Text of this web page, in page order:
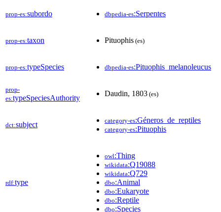
prop-es:subordo dbpedia-es:Serpentes
prop-es:taxon Pituophis (es)
prop-es:typeSpecies dbpedia-es:Pituophis_melanoleucus
prop-
es:typeSpeciesAuthority
Daudin, 1803 (es)
dct:subject category-es:Géneros_de_reptiles
category-es:Pituophis
rdf:type
owl:Thing
wikidata:Q19088
wikidata:Q729
dbo:Animal
dbo:Eukaryote
dbo:Reptile
dbo:Species